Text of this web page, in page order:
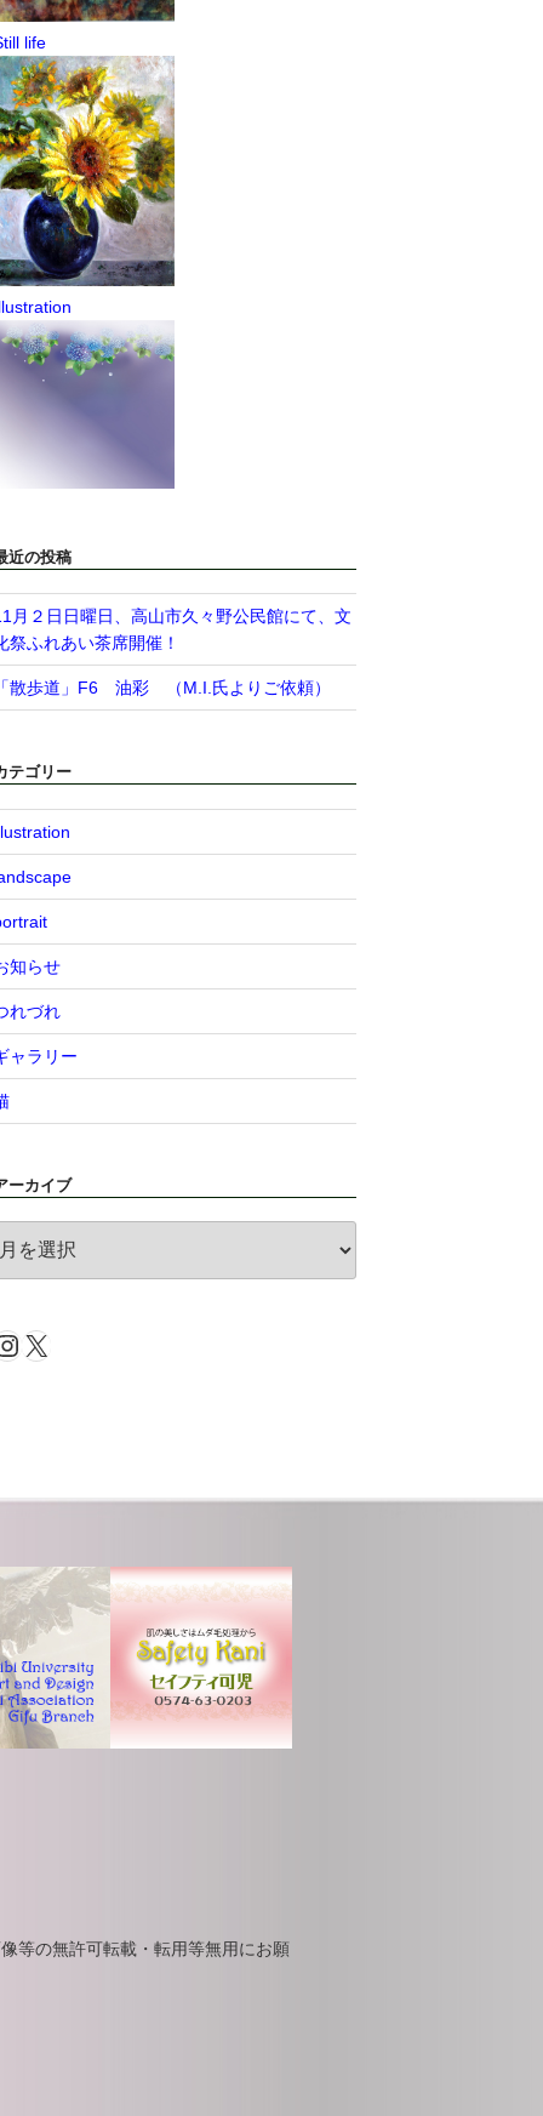
life
近の投稿
月２日日曜日、高山市久々野公民館にて、文
祭ふれあい茶席開催！
散歩道」F6 油彩 （M.I.氏よりご依頼）
テゴリー
知らせ
れづれ
ャラリー
ーカイブ
X
等の無許可転載・転用等無用にお願